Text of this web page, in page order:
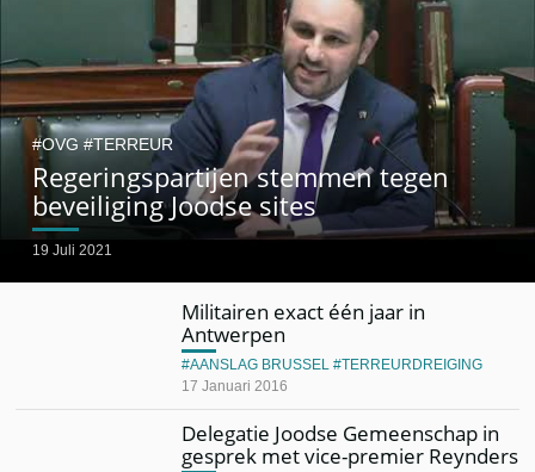
Regeringspartijen stemmen tegen
beveiliging Joodse sites
19 Juli 2021
OVG TERREUR
Militairen exact één jaar in
Antwerpen
17 Januari 2016
AANSLAG BRUSSEL TERREURDREIGING
Delegatie Joodse Gemeenschap in
gesprek met vice-premier Reynders